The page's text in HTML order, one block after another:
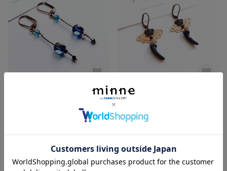
揺れるブルードロップのピアス
Annabella (ブラック）